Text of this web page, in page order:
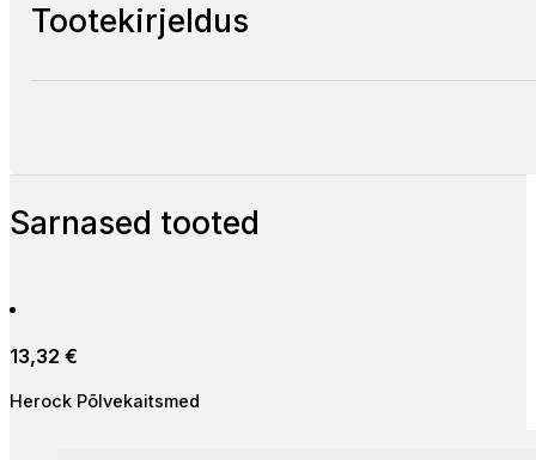
Tootekirjeldus
Sarnased tooted
13,32 €
Herock Põlvekaitsmed